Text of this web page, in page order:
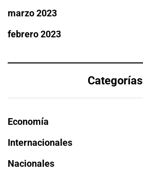
marzo 2023
febrero 2023
Categorías
Economía
Internacionales
Nacionales